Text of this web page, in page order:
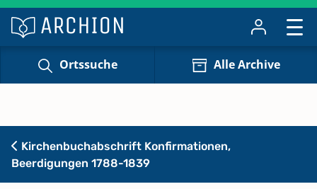
Ortssuche Alle Archive
Kirchenbuchabschrift Konfirmationen,
Beerdigungen 1788-1839